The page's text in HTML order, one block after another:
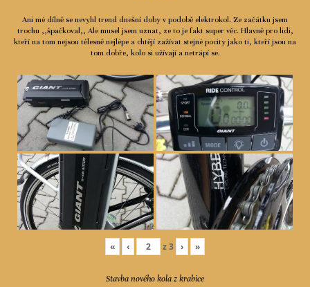
Ani mé dílně se nevyhl trend dnešní doby v podobě elektrokol. Ze začátku jsem
trochu ,,špačkoval,, Ale musel jsem uznat, ze to je fakt super věc. Hlavně pro lidi,
kteří na tom nejsou tělesně nejlépe a chtějí zažívat stejné pocity jako ti, kteří jsou na
tom dobře, kolo si užívají a netrápí se.
« ‹ z3 › »
Stavba nového kola z krabice